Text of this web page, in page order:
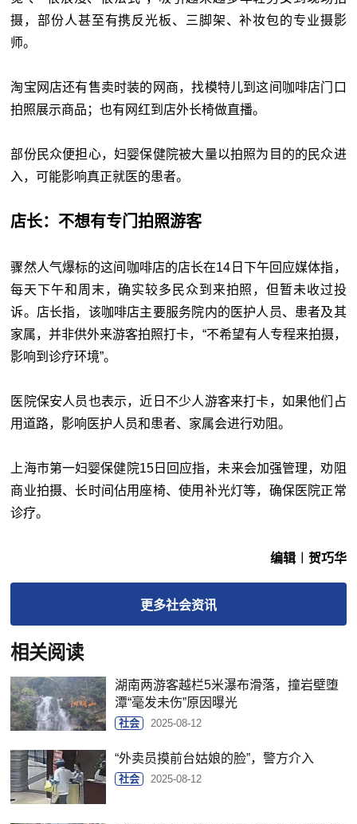
摄，部份人甚至有携反光板、三脚架、补妆包的专业摄影
师。
淘宝网店还有售卖时装的网商，找模特儿到这间咖啡店门口
拍照展示商品；也有网红到店外长椅做直播。
部份民众便担心，妇婴保健院被大量以拍照为目的的民众进
入，可能影响真正就医的患者。
店长：不想有专门拍照游客
骤然人气爆标的这间咖啡店的店长在14日下午回应媒体指，
每天下午和周末，确实较多民众到来拍照，但暂未收过投
诉。店长指，该咖啡店主要服务院内的医护人员、患者及其
家属，并非供外来游客拍照打卡，“不希望有人专程来拍摄，
影响到诊疗环境”。
医院保安人员也表示，近日不少人游客来打卡，如果他们占
用道路，影响医护人员和患者、家属会进行劝阻。
上海市第一妇婴保健院15日回应指，未来会加强管理，劝阻
商业拍摄、长时间佔用座椅、使用补光灯等，确保医院正常
诊疗。
编辑︱贺巧华
更多社会资讯
相关阅读
湖南两游客越栏5米瀑布滑落，撞岩壁堕
潭“毫发未伤”原因曝光
社会 2025-08-12
“外卖员摸前台姑娘的脸”，警方介入
社会 2025-08-12